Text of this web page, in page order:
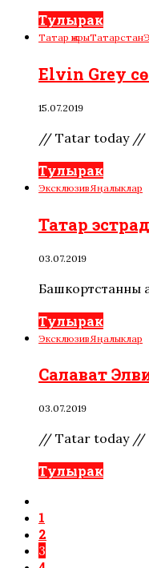
Тулырак
Татар җырыТатарстан
Elvin Grey
15.07.2019
// Tatar today //
Тулырак
ЭксклюзивЯңалыклар
Татар
03.07.2019
Тулырак
ЭксклюзивЯңалыклар
Салават
03.07.2019
// Tatar today //
Тулырак
1
2
3